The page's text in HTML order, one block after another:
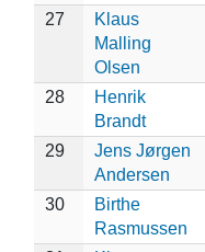
27
Klaus
Malling
Olsen
28
Henrik
Brandt
29
Jens Jørgen
Andersen
30
Birthe
Rasmussen